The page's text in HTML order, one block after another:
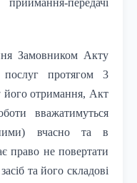
передачі
Замовником Акту
послуг протягом 3
його отримання, Акт
вважатимуться
вчасно та в
право не повертати
та його складові